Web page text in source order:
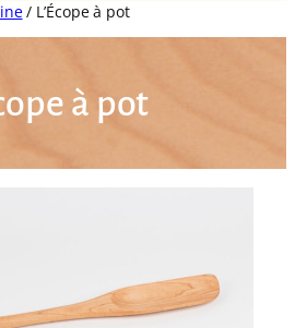
/ L’Écope à pot
à pot